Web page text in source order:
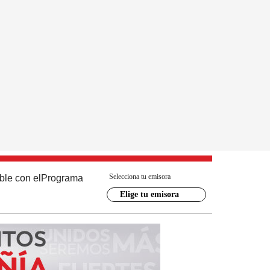
con el Programa Selecciona tu emisora
Elige tu emisora